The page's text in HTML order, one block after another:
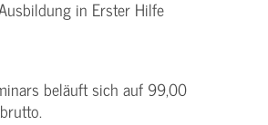
in Erster Hilfe
beläuft sich auf 99,00